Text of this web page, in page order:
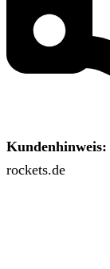
Kundenhinweis:
rockets.de